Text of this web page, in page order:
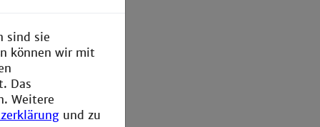
sind sie
können wir mit
Das
Weitere
und zu